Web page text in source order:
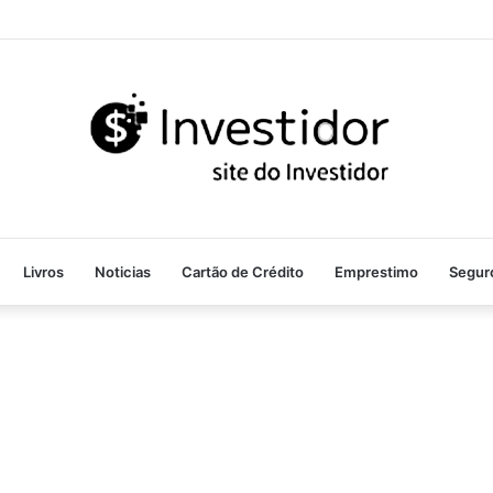
Livros Noticias Cartão de Crédito Emprestimo